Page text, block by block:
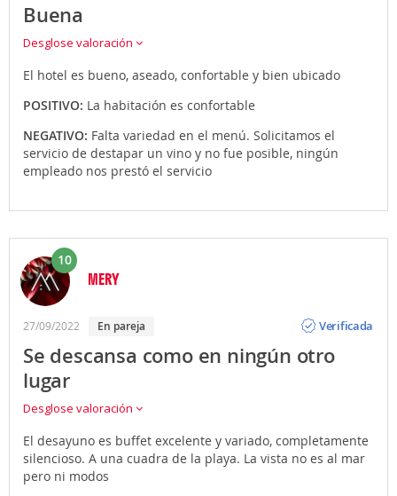
Buena
Desglose valoración
El hotel es bueno, aseado, confortable y bien ubicado
POSITIVO: La habitación es confortable
NEGATIVO: Falta variedad en el menú. Solicitamos el
servicio de destapar un vino y no fue posible, ningún
empleado nos prestó el servicio
10
MERY
27/09/2022 en pareja
Verificada
Se descansa como en ningún otro
lugar
Desglose valoración
El desayuno es buffet excelente y variado, completamente
silencioso. A una cuadra de la playa. La vista no es al mar
pero ni modos